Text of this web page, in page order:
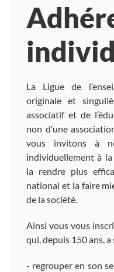
La Ligue de
originale et
associatif et de
non d’une
vous invitons à
individuellement à la
la rendre plus
national et la faire
de la société.
Ainsi vous vous
qui, depuis 150 ans, a
- regrouper en son